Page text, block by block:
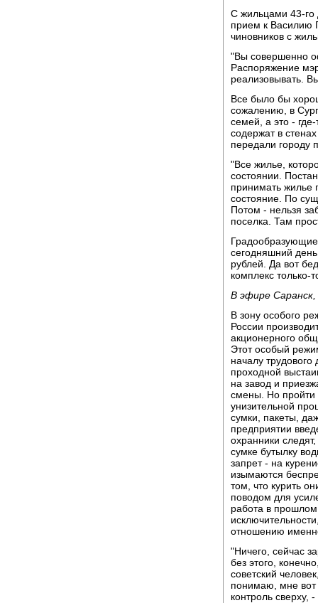
С жильцами 43-го
прием к Василию
чиновников с
"Вы совершенно
Распоряжение
реализовывать.
Все было бы
сожалению, в
семей, а это -
содержат в
передали городу
"Все жилье,
состоянии.
принимать жилье
состояние. По
Потом - нельзя
поселка. Там
сегодняшний
рублей. Да вот
комплекс только-
В эфире Саранск,
В зону особого
России
акционерного
Этот особый
началу
проходной
на завод и
смены. Но пройти
унизительной
сумки, пакеты,
предприятии
охранники
сумке бутылку
запрет - на
изымаются
том, что курить
поводом для
работа в
отношению
"Ничего, сейчас
без этого,
советский
понимаю, мне вот
контроль сверху,